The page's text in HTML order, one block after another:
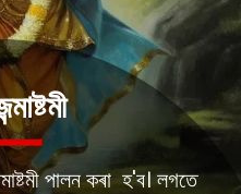
পালন কৰা হ'ব। লগতে